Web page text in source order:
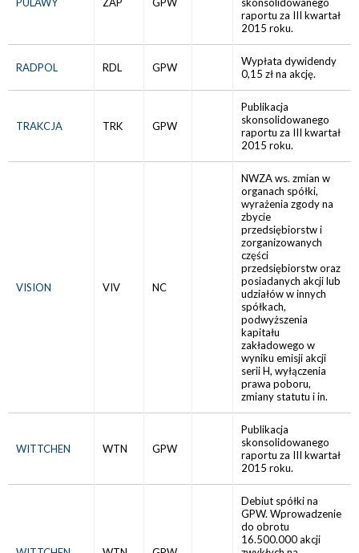
raportu za III kwartał
2015 roku.
RADPOL RDL GPW
Wypłata dywidendy
0,15 zł na akcję.
TRAKCJA TRK GPW
Publikacja
skonsolidowanego
raportu za III kwartał
2015 roku.
VISION VIV NC
NWZA ws. zmian w
organach spółki,
wyrażenia zgody na
zbycie
przedsiębiorstw i
zorganizowanych
części
przedsiębiorstw oraz
posiadanych akcji lub
udziałów w innych
spółkach,
podwyższenia
kapitału
zakładowego w
wyniku emisji akcji
serii H, wyłączenia
prawa poboru,
zmiany statutu i in.
WITTCHEN WTN GPW
Publikacja
skonsolidowanego
raportu za III kwartał
2015 roku.
Debiut spółki na
GPW. Wprowadzenie
do obrotu
16.500.000 akcji